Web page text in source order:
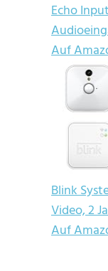
Echo
Auf
Blink
Video, 2
Auf